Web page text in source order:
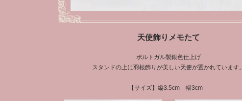
天使飾りメモたて
ポルトガル製銀色仕上げ
スタンドの上に羽根飾りが美しい天使が置かれています。
【サイズ】縦3.5cm 幅3cm